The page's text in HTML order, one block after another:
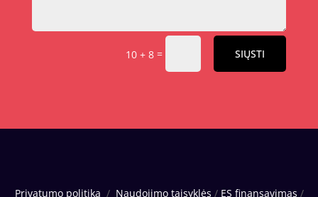
10 + 8 = SIŲSTI
Privatumo politika / Naudojimo taisyklės / ES finansavimas /